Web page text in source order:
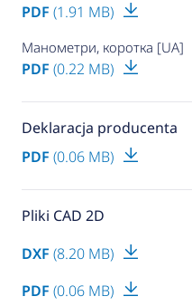
PDF (1.91 MB)
Манометри, коротка [UA]
PDF (0.22 MB)
Deklaracja producenta
PDF (0.06 MB)
Pliki CAD 2D
DXF (8.20 MB)
PDF (0.06 MB)